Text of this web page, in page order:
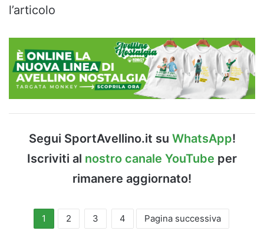
l’articolo
Segui SportAvellino.it su WhatsApp!
Iscriviti al nostro canale YouTube per
rimanere aggiornato!
1 2 3 4 Pagina successiva